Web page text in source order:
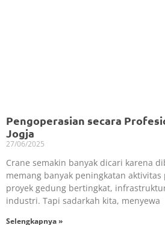
Pengoperasian secara
Jogja
27/06/2025
Crane semakin banyak dicari karena
memang banyak peningkatan
proyek gedung bertingkat,
industri. Tapi sadarkah kita, menyewa
Selengkapnya »